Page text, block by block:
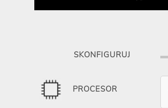
SKONFIGURUJ
PROCESOR